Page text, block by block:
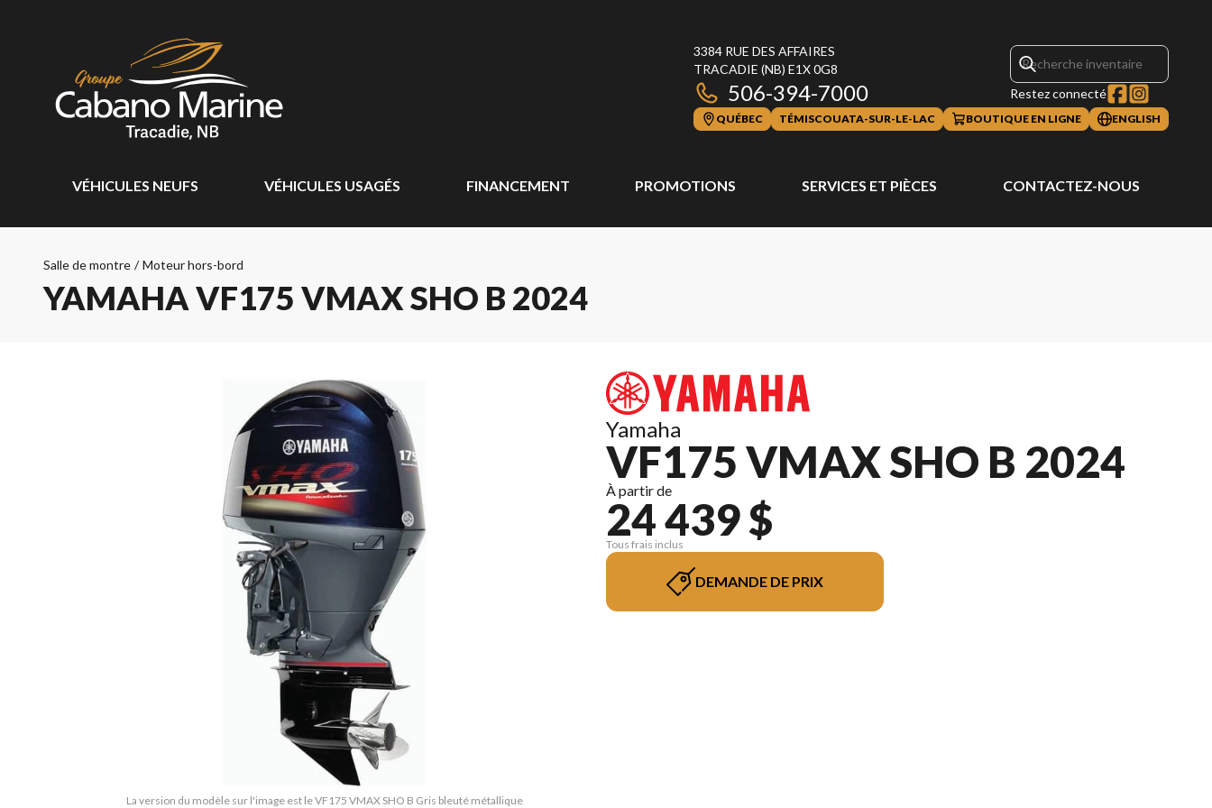
3384 RUE DES AFFAIRES
TRACADIE (NB) E1X 0G8
506-394-7000 Restez connecté
QUÉBEC TÉMISCOUATA-SUR-LE-LAC BOUTIQUE EN LIGNE ENGLISH
VÉHICULES NEUFS VÉHICULES USAGÉS FINANCEMENT PROMOTIONS SERVICES ET PIÈCES CONTACTEZ-NOUS
Salle de montre / Moteur hors-bord
YAMAHA VF175 VMAX SHO B 2024
La version du modèle sur l'image est le VF175 VMAX SHO B Gris bleuté métallique
Yamaha
VF175 VMAX SHO B 2024
À partir de
24 439 $
Tous frais inclus
DEMANDE DE PRIX